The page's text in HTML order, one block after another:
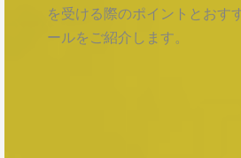
を受ける際のポイントとおす
ールをご紹介します。